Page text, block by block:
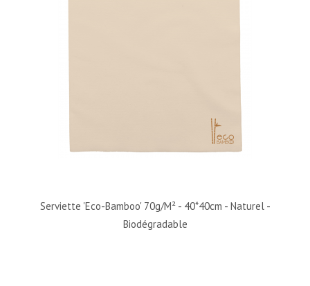
Serviette 'Eco-Bamboo' 70g/m² - 40*40cm - Naturel -
Biodégradable